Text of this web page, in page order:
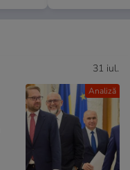
Analiză
31 iul.